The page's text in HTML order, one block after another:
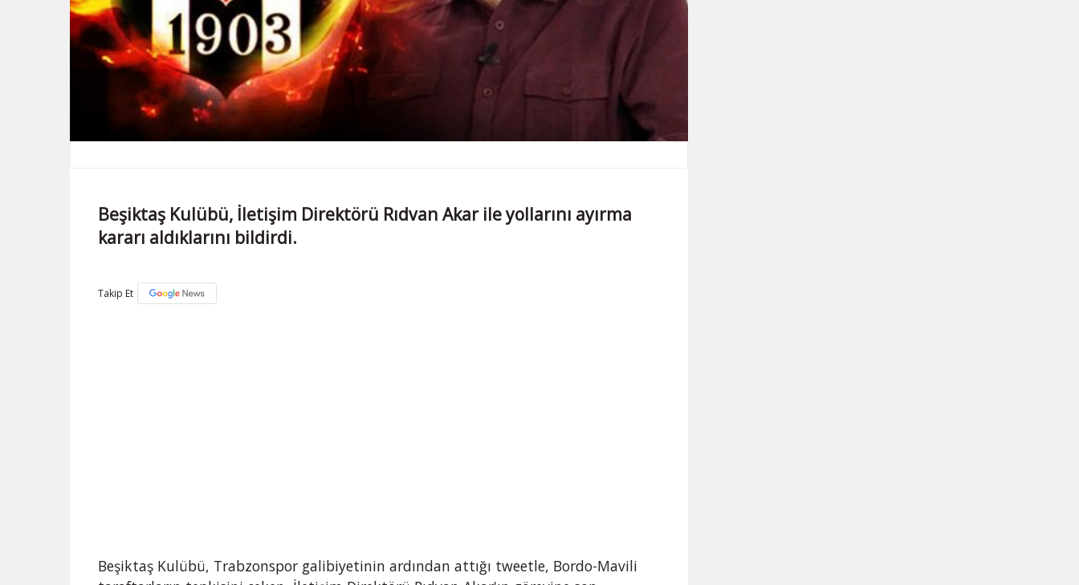
Beşiktaş Kulübü, İletişim Direktörü Rıdvan Akar ile yollarını ayırma
kararı aldıklarını bildirdi.
Takip Et
Beşiktaş Kulübü, Trabzonspor galibiyetinin ardından attığı tweetle, Bordo-Mavili